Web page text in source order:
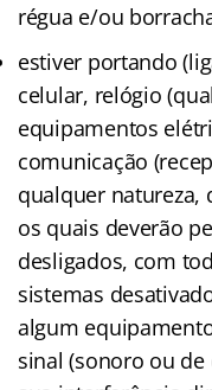
régua e/ou
estiver portando
celular, relógio
equipamentos
comunicação
qualquer natureza,
os quais deverão
desligados, com
sistemas
algum
sinal (sonoro ou